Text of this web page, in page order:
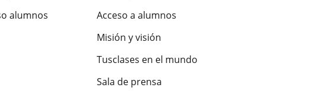
alumnos
Acceso a alumnos
Misión y visión
Tusclases en el mundo
Sala de prensa